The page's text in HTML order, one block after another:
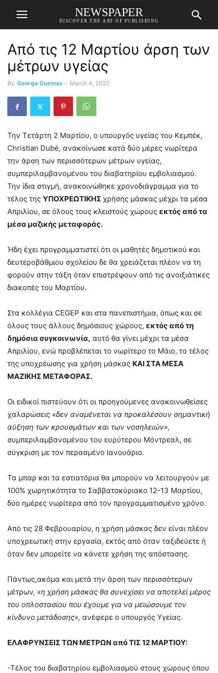
NEWSPAPER
DISCOVER THE ART OF PUBLISHING
Από τις 12 Μαρτίου άρση των
μέτρων υγείας
By George Guzmas - March 4, 2022
Την Τετάρτη 2 Μαρτίου, ο υπουργός υγείας του Κεμπέκ,
Christian Dubé, ανακοίνωσε κατά δύο μέρες νωρίτερα
την άρση των περισσότερων μέτρων υγείας,
συμπεριλαμβανομένου του διαβατηρίου εμβολιασμού.
Την ίδια στιγμή, ανακοινώθηκε χρονοδιάγραμμα για το
τέλος της ΥΠΟΧΡΕΩΤΙΚΗΣ χρήσης μάσκας μέχρι τα μέσα
Απριλίου, σε όλους τους κλειστούς χώρους εκτός από τα
μέσα μαζικής μεταφοράς.
Ήδη έχει προγραμματιστεί ότι οι μαθητές δημοτικού και
δευτεροβάθμιου σχολείου δε θα χρειάζεται πλέον να τη
φορούν στην τάξη όταν επιστρέψουν από τις ανοιξιάτικες
διακοπές του Μαρτίου.
Στα κολλέγια CEGEP και στα πανεπιστήμια, όπως και σε
όλους τους άλλους δημόσιους χώρους, εκτός από τη
δημόσια συγκοινωνία, αυτό θα γίνει μέχρι τα μέσα
Απριλίου, ενώ προβλέπεται το νωρίτερο το Μάιο, το τέλος
της υποχρέωσης για χρήση μάσκας ΚΑΙ ΣΤΑ ΜΕΣΑ
ΜΑΖΙΚΗΣ ΜΕΤΑΦΟΡΑΣ.
Οι ειδικοί πιστεύουν ότι οι προηγούμενες ανακοινωθείσες
χαλαρώσεις «δεν αναμένεται να προκαλέσουν σημαντική
αύξηση των κρουσμάτων και των νοσηλειών»,
συμπεριλαμβανομένου του ευρύτερου Μόντρεαλ, σε
σύγκριση με τον περασμένο Ιανουάριο.
Τα μπαρ και τα εστιατόρια θα μπορούν να λειτουργούν με
100% χωρητικότητα το Σαββατοκύριακο 12-13 Μαρτίου,
δύο ημέρες νωρίτερα από τον προγραμματισμένο χρόνο.
Από τις 28 Φεβρουαρίου, η χρήση μάσκας δεν είναι πλέον
υποχρεωτική στην εργασία, εκτός από όταν ταξιδεύετε ή
όταν δεν μπορείτε να κάνετε χρήση της απόστασης.
Πάντως,ακόμα και μετά την άρση των περισσότερων
μέτρων, «η χρήση μάσκας θα συνεχίσει να αποτελεί μέρος
του οπλοστασίου που έχουμε για να μειώσουμε τον
κίνδυνο μετάδοσης», ανέφερε ο υπουργός Υγείας.
ΕΛΑΦΡΥΝΣΕΙΣ ΤΩΝ ΜΕΤΡΩΝ από ΤΙΣ 12 ΜΑΡΤΙΟΥ:
-Τέλος του διαβατηρίου εμβολιασμού στους χώρους όπου